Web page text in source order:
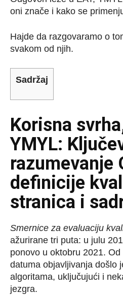
oni znače i kako se
Hajde da razgovaramo o
svakom od njih.
Sadržaj
Korisna
YMYL:
razumevanje
definicije
stranica i
Smernice za evaluaciju
ažurirane tri puta: u julu
ponovo u oktobru 2021.
datuma objavljivanja došlo
algoritama, uključujući i
jezgra.